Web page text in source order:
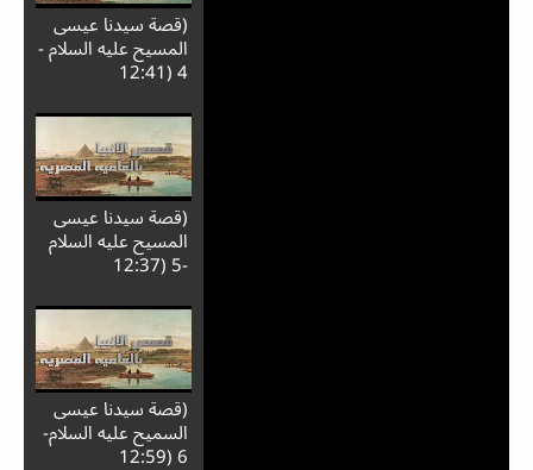
(قصة سيدنا عيسى
المسيح عليه السلام -
4 (12:41
(قصة سيدنا عيسى
المسيح عليه السلام
-5 (12:37
(قصة سيدنا عيسى
السميح عليه السلام-
6 (12:59